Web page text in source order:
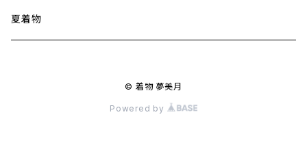
夏着物
© 着物 夢美月
Powered by